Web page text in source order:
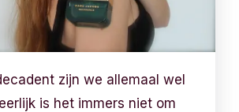
zijn we allemaal wel
is het immers niet om